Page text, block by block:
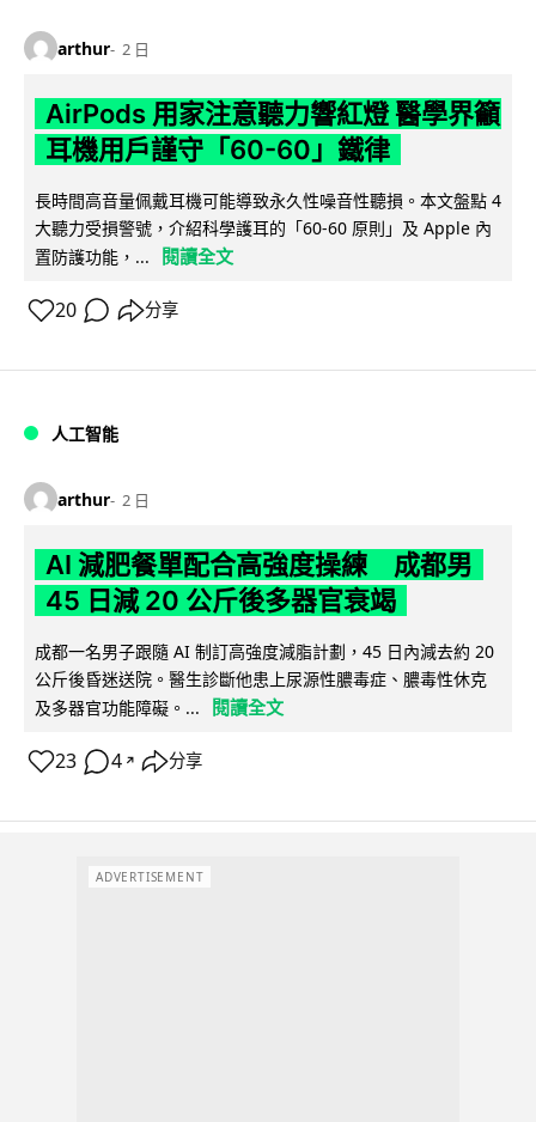
arthur 2 日
AirPods 用家注意聽力響紅燈 醫學界籲
耳機用戶謹守「60-60」鐵律
長時間高音量佩戴耳機可能導致永久性噪音性聽損。本文盤點 4
大聽力受損警號，介紹科學護耳的「60-60 原則」及 Apple 內
置防護功能，...
閱讀全文
20 分享
人工智能
arthur 2 日
AI 減肥餐單配合高強度操練 成都男
45 日減 20 公斤後多器官衰竭
成都一名男子跟隨 AI 制訂高強度減脂計劃，45 日內減去約 20
公斤後昏迷送院。醫生診斷他患上尿源性膿毒症、膿毒性休克
及多器官功能障礙。...
閱讀全文
23 4 ↗ 分享
ADVERTISEMENT